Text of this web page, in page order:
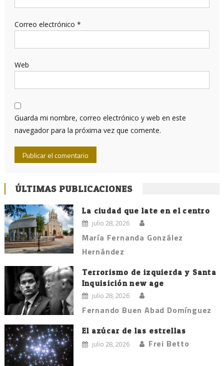
Correo electrónico *
Web
Guarda mi nombre, correo electrónico y web en este
navegador para la próxima vez que comente.
ÚLTIMAS PUBLICACIONES
La ciudad que late en el centro
julio 28, 2026
María Fernanda González
Hernández
Terrorismo de izquierda y Santa
Inquisición new age
julio 28, 2026
Fernando Buen Abad Domínguez
El azúcar de las estrellas
julio 28, 2026 Frei Betto